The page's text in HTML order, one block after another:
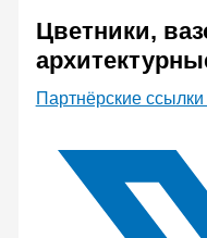
Цветники,
Партнёрские ссылки